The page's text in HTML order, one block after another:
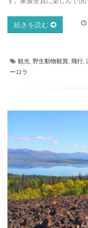
続きを読む
観光, 野生動物観賞, 飛行,
ーロラ